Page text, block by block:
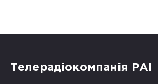
Телерадіокомпанія РАІ